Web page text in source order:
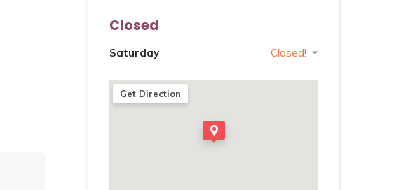
Closed
Saturday Closed!
Get Direction